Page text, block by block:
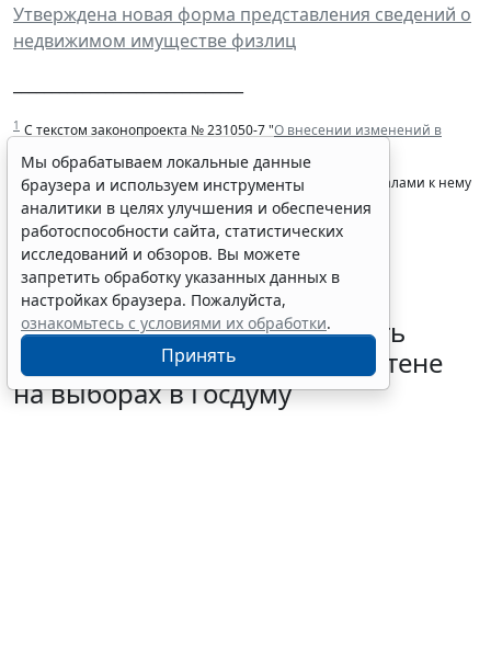
Утверждена новая форма представления сведений о
недвижимом имуществе физлиц
1 С текстом законопроекта № 231050-7 "О внесении изменений в
Федеральный закон от 13 июля 2015 года № 218-ФЗ "О
государственной регистрации недвижимости
" и материалами к нему
можно ознакомиться на официальном сайте Госдумы.
В РФ определили очередность
размещения партий в бюллетене
на выборах в Госдуму
Мы обрабатываем локальные данные
браузера и используем инструменты
аналитики в целях улучшения и обеспечения
работоспособности сайта, статистических
исследований и обзоров. Вы можете
запретить обработку указанных данных в
настройках браузера. Пожалуйста,
ознакомьтесь с условиями их обработки.
Принять